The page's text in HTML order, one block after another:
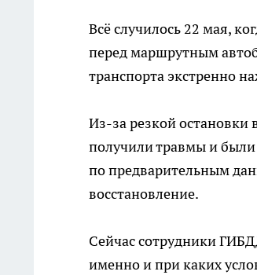
Всё случилось 22 мая,
перед маршрутным
транспорта экстренно
Из-за резкой остановки
получили травмы и
по предварительным
восстановление.
Сейчас сотрудники
именно и при каких